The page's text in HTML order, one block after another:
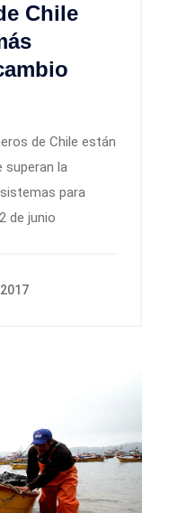
Chile
de Chile están
superan la
para
de junio